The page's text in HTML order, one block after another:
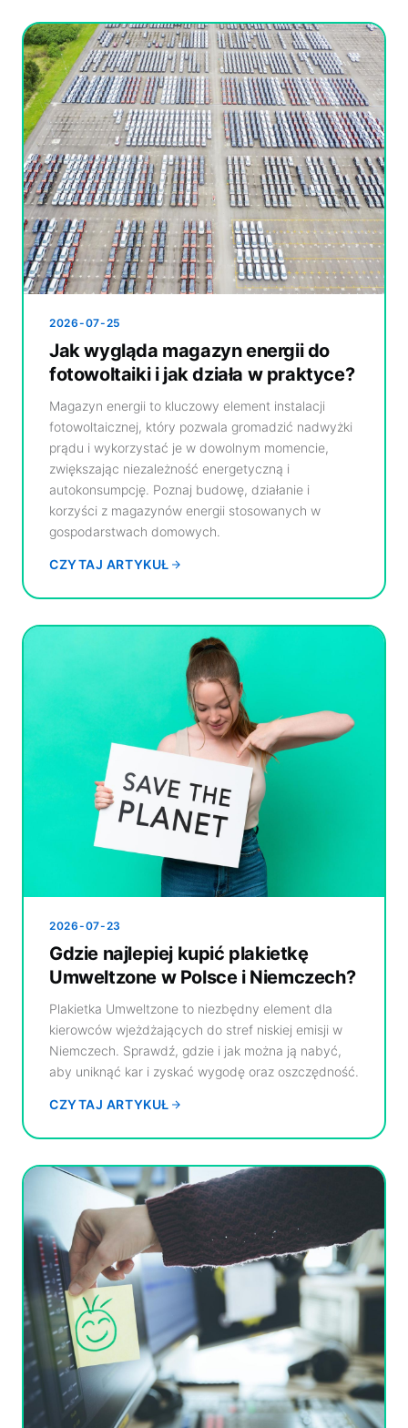
2026-07-25
Jak wygląda magazyn energii do
fotowoltaiki i jak działa w praktyce?
Magazyn energii to kluczowy element instalacji
fotowoltaicznej, który pozwala gromadzić nadwyżki
prądu i wykorzystać je w dowolnym momencie,
zwiększając niezależność energetyczną i
autokonsumpcję. Poznaj budowę, działanie i
korzyści z magazynów energii stosowanych w
gospodarstwach domowych.
CZYTAJ ARTYKUŁ
2026-07-23
Gdzie najlepiej kupić plakietkę
Umweltzone w Polsce i Niemczech?
Plakietka Umweltzone to niezbędny element dla
kierowców wjeżdżających do stref niskiej emisji w
Niemczech. Sprawdź, gdzie i jak można ją nabyć,
aby uniknąć kar i zyskać wygodę oraz oszczędność.
CZYTAJ ARTYKUŁ